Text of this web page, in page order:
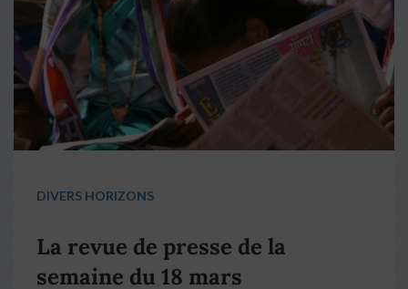
DIVERS HORIZONS
La revue de presse de la
semaine du 18 mars